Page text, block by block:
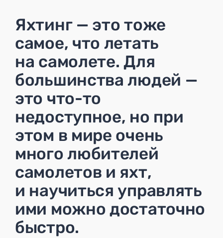
Яхтинг — это тоже
самое, что летать
на самолете. Для
большинства людей —
это что-то
недоступное, но при
этом в мире очень
много любителей
самолетов и яхт,
и научиться управлять
ими можно достаточно
быстро.